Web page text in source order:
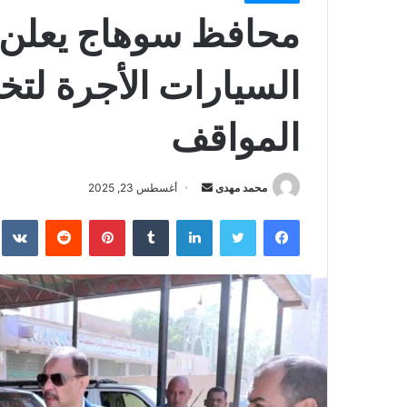
محافظ سوهاج
السيارات الأجرة
المواقف
محمد مهدى
أرسل
إلكترونيا
أغسطس 23, 2025
فيسبوك تويتر لينكدإن بينتيريست